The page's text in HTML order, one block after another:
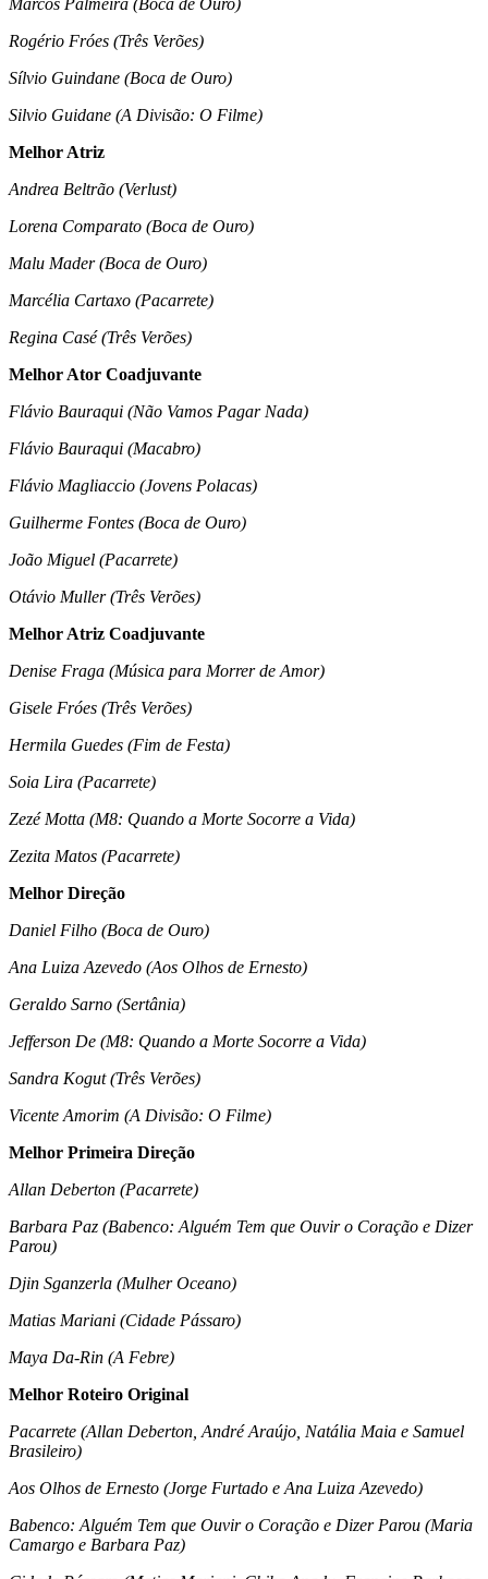
Rogério Fróes (Três Verões)
Sílvio Guindane (Boca de Ouro)
Silvio Guidane (A Divisão: O Filme)
Melhor Atriz
Andrea Beltrão (Verlust)
Lorena Comparato (Boca de Ouro)
Malu Mader (Boca de Ouro)
Marcélia Cartaxo (Pacarrete)
Regina Casé (Três Verões)
Melhor Ator Coadjuvante
Flávio Bauraqui (Não Vamos Pagar Nada)
Flávio Bauraqui (Macabro)
Flávio Magliaccio (Jovens Polacas)
Guilherme Fontes (Boca de Ouro)
João Miguel (Pacarrete)
Otávio Muller (Três Verões)
Melhor Atriz Coadjuvante
Denise Fraga (Música para Morrer de Amor)
Gisele Fróes (Três Verões)
Hermila Guedes (Fim de Festa)
Soia Lira (Pacarrete)
Zezé Motta (M8: Quando a Morte Socorre a Vida)
Zezita Matos (Pacarrete)
Melhor Direção
Daniel Filho (Boca de Ouro)
Ana Luiza Azevedo (Aos Olhos de Ernesto)
Geraldo Sarno (Sertânia)
Jefferson De (M8: Quando a Morte Socorre a Vida)
Sandra Kogut (Três Verões)
Vicente Amorim (A Divisão: O Filme)
Melhor Primeira Direção
Allan Deberton (Pacarrete)
Barbara Paz (Babenco: Alguém Tem que Ouvir o Coração e Dizer
Parou)
Djin Sganzerla (Mulher Oceano)
Matias Mariani (Cidade Pássaro)
Maya Da-Rin (A Febre)
Melhor Roteiro Original
Pacarrete (Allan Deberton, André Araújo, Natália Maia e Samuel
Brasileiro)
Aos Olhos de Ernesto (Jorge Furtado e Ana Luiza Azevedo)
Babenco: Alguém Tem que Ouvir o Coração e Dizer Parou (Maria
Camargo e Barbara Paz)